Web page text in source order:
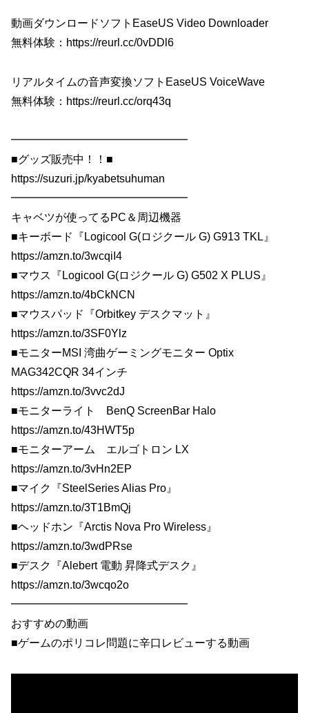
動画ダウンロードソフトEaseUS Video Downloader
無料体験：https://reurl.cc/0vDDl6
リアルタイムの音声変換ソフトEaseUS VoiceWave
無料体験：https://reurl.cc/orq43q
━━━━━━━━━━━━━━━━
■グッズ販売中！！■
https://suzuri.jp/kyabetsuhuman
━━━━━━━━━━━━━━━━
キャベツが使ってるPC＆周辺機器
■キーボード『Logicool G(ロジクール G) G913 TKL』
https://amzn.to/3wcqiI4
■マウス『Logicool G(ロジクール G) G502 X PLUS』
https://amzn.to/4bCkNCN
■マウスパッド『Orbitkey デスクマット』
https://amzn.to/3SF0Ylz
■モニターMSI 湾曲ゲーミングモニター Optix
MAG342CQR 34インチ
https://amzn.to/3vvc2dJ
■モニターライト BenQ ScreenBar Halo
https://amzn.to/43HWT5p
■モニターアーム エルゴトロン LX
https://amzn.to/3vHn2EP
■マイク『SteelSeries Alias Pro』
https://amzn.to/3T1BmQj
■ヘッドホン『Arctis Nova Pro Wireless』
https://amzn.to/3wdPRse
■デスク『Alebert 電動 昇降式デスク』
https://amzn.to/3wcqo2o
━━━━━━━━━━━━━━━━
おすすめの動画
■ゲームのポリコレ問題に辛口レビューする動画